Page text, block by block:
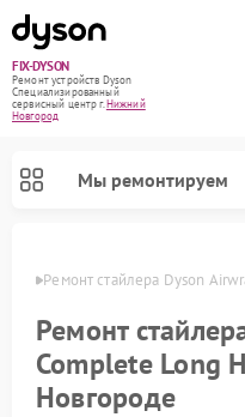
FIX-DYSON
Ремонт устройств Dyson
Специализированный
cервисный центр г.Нижний
Новгород
Мы ремонтируем
Ремонт стайлера Dyson
Ремонт
Complete Long
Новгороде